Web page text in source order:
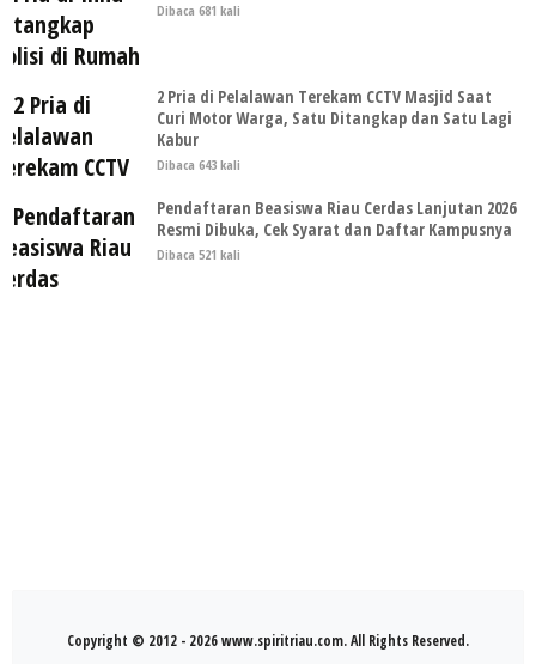
Dibaca 681 kali
2 Pria di Pelalawan Terekam CCTV Masjid Saat
Curi Motor Warga, Satu Ditangkap dan Satu Lagi
Kabur
Dibaca 643 kali
Pendaftaran Beasiswa Riau Cerdas Lanjutan 2026
Resmi Dibuka, Cek Syarat dan Daftar Kampusnya
Dibaca 521 kali
Copyright © 2012 - 2026 www.spiritriau.com. All Rights Reserved.